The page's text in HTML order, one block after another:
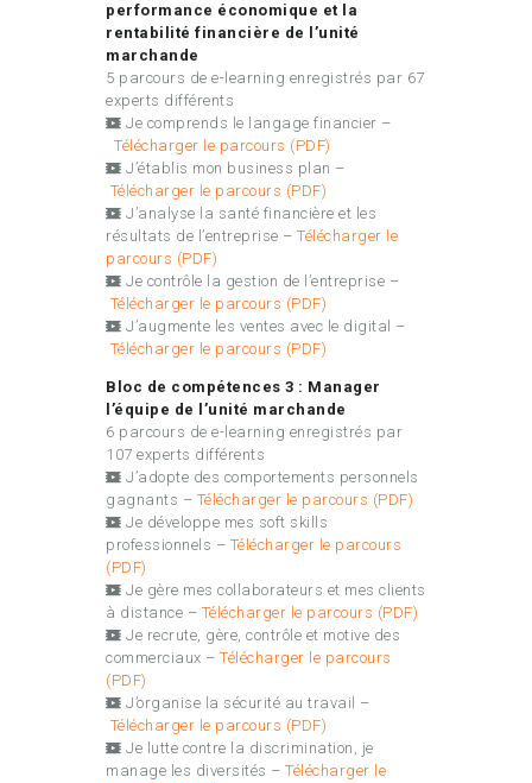
performance économique et la
rentabilité financière de l’unité
marchande
5 parcours de e-learning enregistrés par 67
experts différents
Je comprends le langage financier –
Télécharger le parcours (PDF)
J’établis mon business plan –
Télécharger le parcours (PDF)
J’analyse la santé financière et les
résultats de l’entreprise – Télécharger le
parcours (PDF)
Je contrôle la gestion de l’entreprise –
Télécharger le parcours (PDF)
J’augmente les ventes avec le digital –
Télécharger le parcours (PDF)
Bloc de compétences 3 : Manager
l’équipe de l’unité marchande
6 parcours de e-learning enregistrés par
107 experts différents
J’adopte des comportements personnels
gagnants – Télécharger le parcours (PDF)
Je développe mes soft skills
professionnels – Télécharger le parcours
(PDF)
Je gère mes collaborateurs et mes clients
à distance – Télécharger le parcours (PDF)
Je recrute, gère, contrôle et motive des
commerciaux – Télécharger le parcours
(PDF)
J’organise la sécurité au travail –
Télécharger le parcours (PDF)
Je lutte contre la discrimination, je
manage les diversités – Télécharger le